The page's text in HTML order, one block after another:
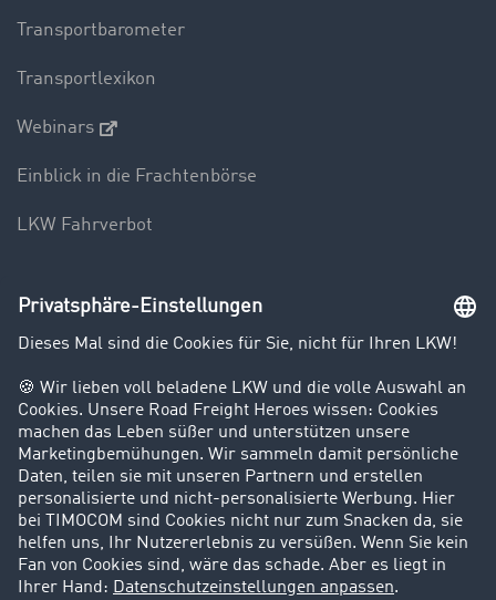
Transportbarometer
Transportlexikon
Webinars
Einblick in die Frachtenbörse
LKW Fahrverbot
Unternehmen
Kunden werben Kunden
Success Stories
Karriere
Support
Kontakt